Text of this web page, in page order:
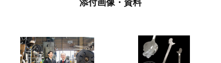
添付画像・資料